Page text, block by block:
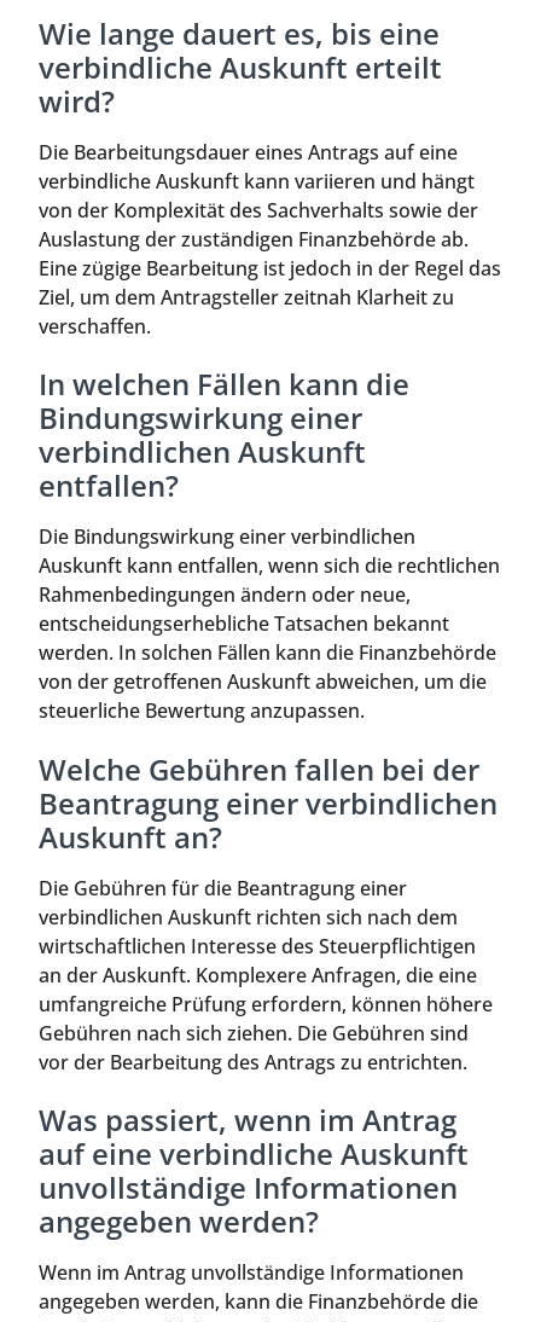
Wie lange dauert es, bis eine
verbindliche Auskunft erteilt
wird?
Die Bearbeitungsdauer eines Antrags auf eine
verbindliche Auskunft kann variieren und hängt
von der Komplexität des Sachverhalts sowie der
Auslastung der zuständigen Finanzbehörde ab.
Eine zügige Bearbeitung ist jedoch in der Regel das
Ziel, um dem Antragsteller zeitnah Klarheit zu
verschaffen.
In welchen Fällen kann die
Bindungswirkung einer
verbindlichen Auskunft
entfallen?
Die Bindungswirkung einer verbindlichen
Auskunft kann entfallen, wenn sich die rechtlichen
Rahmenbedingungen ändern oder neue,
entscheidungserhebliche Tatsachen bekannt
werden. In solchen Fällen kann die Finanzbehörde
von der getroffenen Auskunft abweichen, um die
steuerliche Bewertung anzupassen.
Welche Gebühren fallen bei der
Beantragung einer verbindlichen
Auskunft an?
Die Gebühren für die Beantragung einer
verbindlichen Auskunft richten sich nach dem
wirtschaftlichen Interesse des Steuerpflichtigen
an der Auskunft. Komplexere Anfragen, die eine
umfangreiche Prüfung erfordern, können höhere
Gebühren nach sich ziehen. Die Gebühren sind
vor der Bearbeitung des Antrags zu entrichten.
Was passiert, wenn im Antrag
auf eine verbindliche Auskunft
unvollständige Informationen
angegeben werden?
Wenn im Antrag unvollständige Informationen
angegeben werden, kann die Finanzbehörde die